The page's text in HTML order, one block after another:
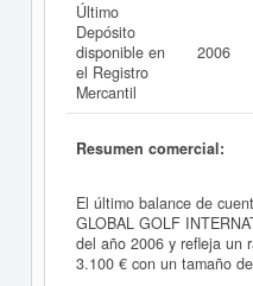
Último
Depósito
disponible en
el Registro
Mercantil
2006
Resumen comercial:
El último balance de
GLOBAL GOLF
del año 2006 y refleja un
3.100 € con un tamaño